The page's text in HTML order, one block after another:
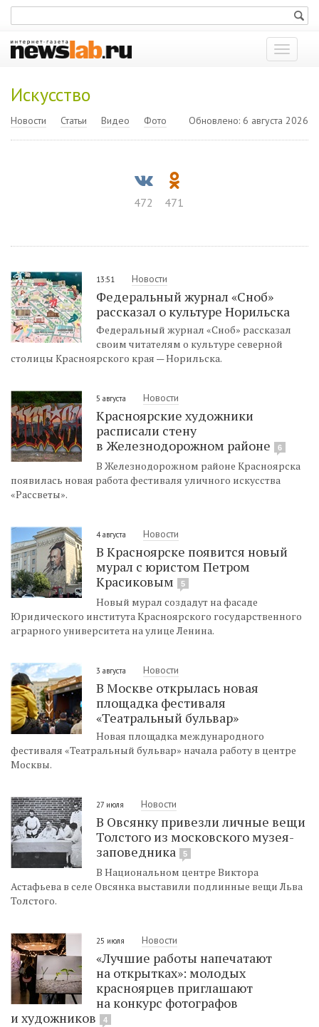
Показать
меню
Искусство
Новости Статьи Видео Фото Обновлено: 6 августа 2026
472 471
13:51 Новости
Федеральный журнал «Сноб»
рассказал о культуре Норильска
Федеральный журнал «Сноб» рассказал
своим читателям о культуре северной
столицы Красноярского края — Норильска.
5 августа Новости
Красноярские художники
расписали стену
в Железнодорожном районе
6
В Железнодорожном районе Красноярска
появилась новая работа фестиваля уличного искусства
«Рассветы».
4 августа Новости
В Красноярске появится новый
мурал с юристом Петром
Красиковым
5
Новый мурал создадут на фасаде
Юридического института Красноярского государственного
аграрного университета на улице Ленина.
3 августа Новости
В Москве открылась новая
площадка фестиваля
«Театральный бульвар»
Новая площадка международного
фестиваля «Театральный бульвар» начала работу в центре
Москвы.
27 июля Новости
В Овсянку привезли личные вещи
Толстого из московского музея-
заповедника
5
В Национальном центре Виктора
Астафьева в селе Овсянка выставили подлинные вещи Льва
Толстого.
25 июля Новости
«Лучшие работы напечатают
на открытках»: молодых
красноярцев приглашают
на конкурс фотографов
и художников
4